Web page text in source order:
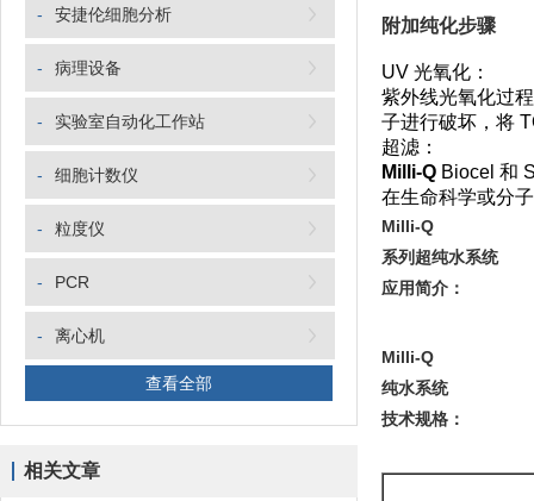
- 安捷伦细胞分析
- 病理设备
- 实验室自动化工作站
- 细胞计数仪
- 粒度仪
- PCR
- 离心机
查看全部
相关文章
附加纯化步骤
UV 光氧化：
紫外线光氧化过
子进行破坏，将
超滤：
Milli-Q Biocel 和
在生命科学或分
Milli-Q
系列超纯水系统
应用简介：
Milli-Q
纯水系统
技术规格：